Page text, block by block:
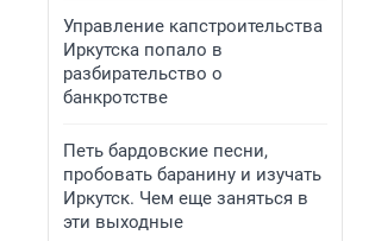
Управление капстроительства
Иркутска попало в
разбирательство о
банкротстве
Петь бардовские песни,
пробовать баранину и изучать
Иркутск. Чем еще заняться в
эти выходные